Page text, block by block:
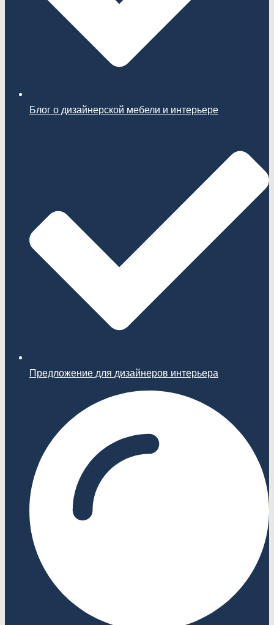
Блог о дизайнерской мебели и интерьере
Предложение для дизайнеров интерьера